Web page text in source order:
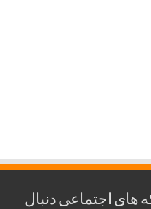
های اجتماعی دنبال